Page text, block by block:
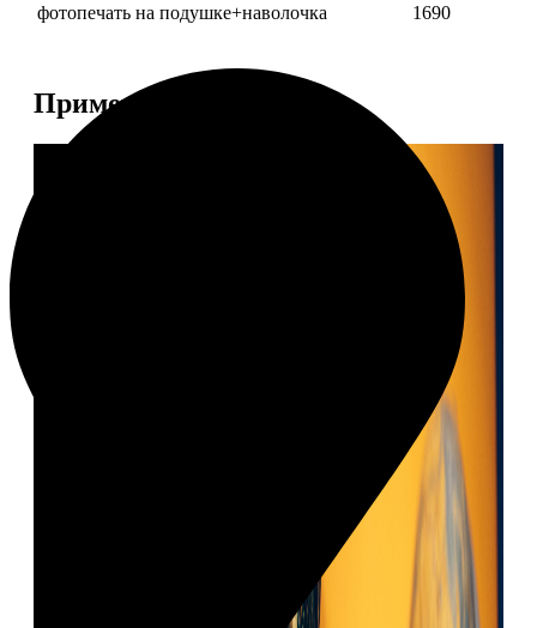
фотопечать на подушке+наволочка
1690
Примеры работ